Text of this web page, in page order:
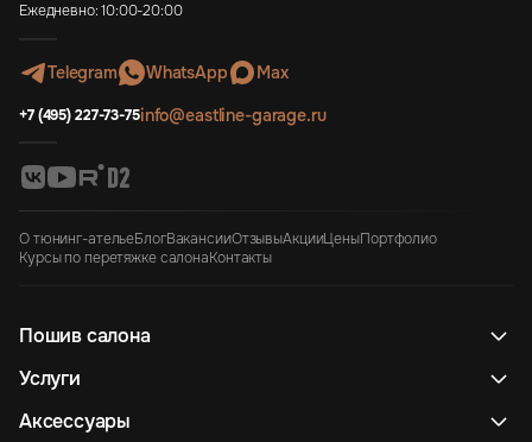
Ежедневно: 10:00-20:00
Telegram WhatsApp Max
+7 (495) 227-73-75info@eastline-garage.ru
О тюнинг-ательеБлогВакансииОтзывыАкцииЦеныПортфолио
Курсы по перетяжке салонаКонтакты
Пошив салона
Услуги
Аксессуары